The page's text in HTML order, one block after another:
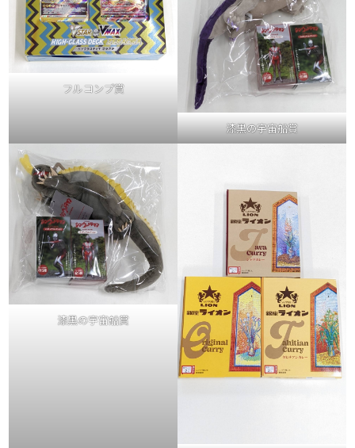
フルコンプ賞
漆黒の宇宙船賞
漆黒の宇宙船賞